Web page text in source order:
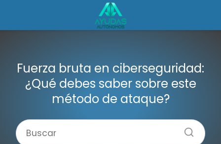
Fuerza bruta en ciberseguridad:
¿Qué debes saber sobre este
método de ataque?